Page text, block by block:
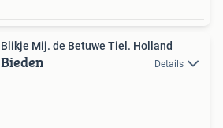
Blikje Mij. de Betuwe Tiel. Holland
Bieden Details